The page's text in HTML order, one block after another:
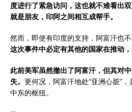
度进行了紧急访问，这也就不难看出
就是朋友，印阿之间相互成帮手。
然而，即使有印度的支持，阿富汗也
这次事件中必定有其他的国家在推动，
此前美军虽然撤出了阿富汗，但其对
失。 更何况，阿富汗地处“亚洲心脏”
中东的枢纽。